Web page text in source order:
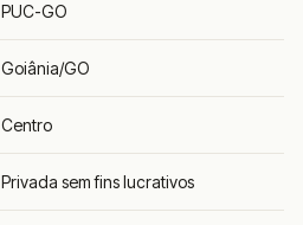
PUC-GO
Goiânia/GO
Centro
Privada sem fins lucrativos